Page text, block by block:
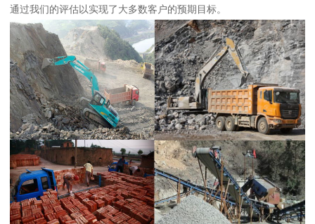
通过我们的评估以实现了大多数客户的预期目标。